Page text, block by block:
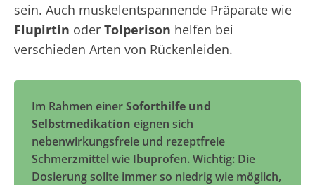
sein. Auch muskelentspannende Präparate wie
Flupirtin oder Tolperison helfen bei
verschieden Arten von Rückenleiden.
Im Rahmen einerSoforthilfe und
Selbstmedikation eignen sich
nebenwirkungsfreie und rezeptfreie
Schmerzmittel wie Ibuprofen. Wichtig: Die
Dosierung sollte immer so niedrig wie möglich,